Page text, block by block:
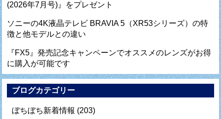
(2026年7月号)』をプレゼント
ソニーの4K液晶テレビ BRAVIA 5（XR53シリーズ）の特
徴と他モデルとの違い
『FX5』発売記念キャンペーンでオススメのレンズがお得
に購入が可能です
ブログカテゴリー
ぼちぼち新着情報 (203)